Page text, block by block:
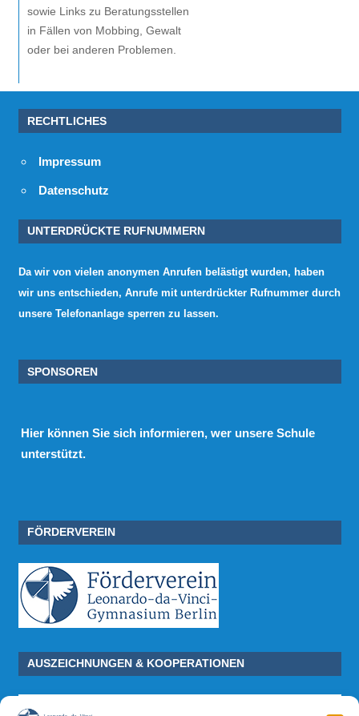
sowie Links zu Beratungsstellen
in Fällen von Mobbing, Gewalt
oder bei anderen Problemen.
RECHTLICHES
Impressum
Datenschutz
UNTERDRÜCKTE RUFNUMMERN
Da wir von vielen anonymen Anrufen belästigt wurden, haben
wir uns entschieden, Anrufe mit unterdrückter Rufnummer durch
unsere Telefonanlage sperren zu lassen.
SPONSOREN
Hier können Sie sich informieren, wer unsere Schule
unterstützt.
FÖRDERVEREIN
AUSZEICHNUNGEN & KOOPERATIONEN